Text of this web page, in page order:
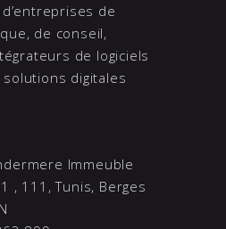
de
de conseil,
de logiciels
digitales
Immeuble
, 111, Tunis, Berges